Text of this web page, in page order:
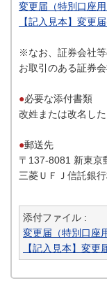
変更届（特別口座
【記入見本】変更
※なお、証券会社等
お取引のある証券
●必要な添付書類
改姓または改名し
●郵送先
〒137-8081 新東京
三菱ＵＦＪ信託銀
添付ファイル :
変更届（特別口座
【記入見本】変